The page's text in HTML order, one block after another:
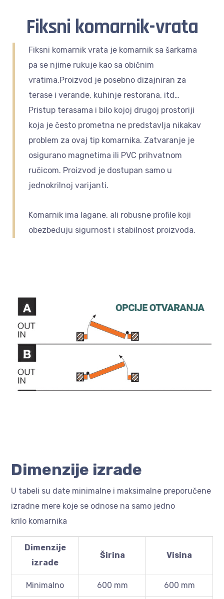
Fiksni komarnik-vrata
Fiksni komarnik vrata je komarnik sa šarkama
pa se njime rukuje kao sa običnim
vratima.Proizvod je posebno dizajniran za
terase i verande, kuhinje restorana, itd…
Pristup terasama i bilo kojoj drugoj prostoriji
koja je često prometna ne predstavlja nikakav
problem za ovaj tip komarnika. Zatvaranje je
osigurano magnetima ili PVC prihvatnom
ručicom. Proizvod je dostupan samo u
jednokrilnoj varijanti.
Komarnik ima lagane, ali robusne profile koji
obezbeđuju sigurnost i stabilnost proizvoda.‎
Dimenzije izrade
U tabeli su date minimalne i maksimalne preporučene
izradne mere koje se odnose na samo jedno
krilo komarnika
Dimenzije
izrade
Širina Visina
Minimalno 600 mm 600 mm